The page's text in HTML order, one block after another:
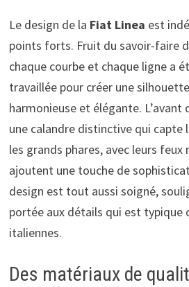
Le design de la Fiat Linea est
points forts. Fruit du savoir-faire
chaque courbe et chaque ligne a
travaillée pour créer une
harmonieuse et élégante. L’avant
une calandre distinctive qui capte
les grands phares, avec leurs feux
ajoutent une touche de
design est tout aussi soigné,
portée aux détails qui est typique
italiennes.
Des matériaux de